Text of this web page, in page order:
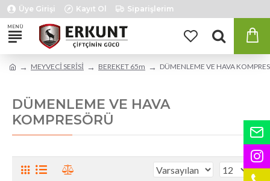
Üye Girişi Kayıt Ol Siparişlerim
MEYVECİ SERİSİ BEREKET 65m DÜMENLEME VE HAVA
DÜMENLEME VE HAVA
KOMPRESÖRÜ